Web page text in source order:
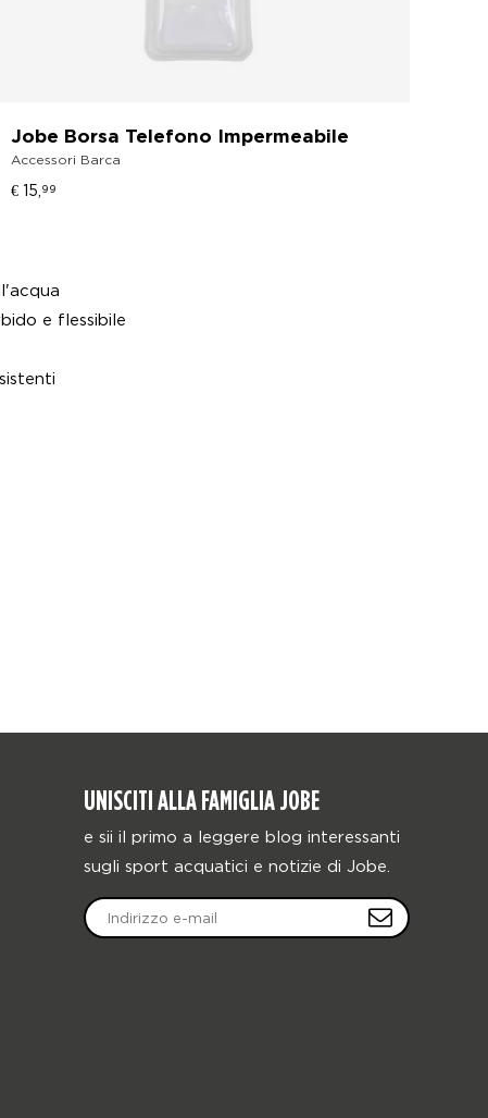
Jobe Borsa Telefono Impermeabile
Accessori Barca
€ 15, 99
e flessibile
UNISCITI ALLA FAMIGLIA JOBE
e sii il primo a leggere blog interessanti
sugli sport acquatici e notizie di Jobe.